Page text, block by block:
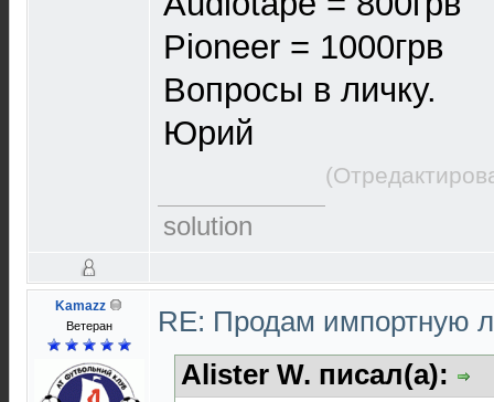
Pioneer = 1000грв
Вопросы в личку.
Юрий
solution
Kamazz
Ветеран
RE: Продам импортную
Alister W. писал(а):